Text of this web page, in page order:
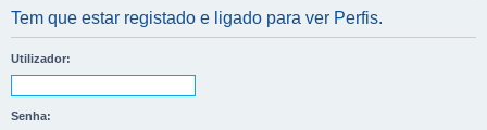
Tem que estar registado e ligado para ver Perfis.
Utilizador:
Senha: